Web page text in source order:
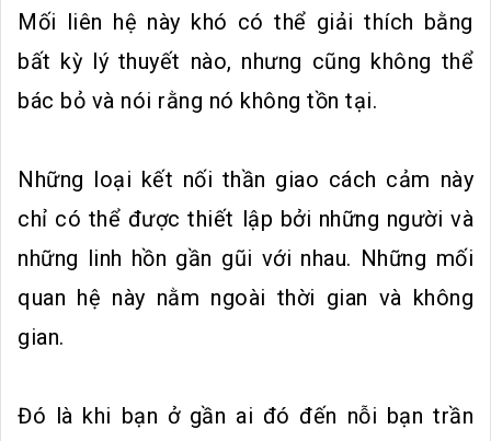
Mối liên hệ này khó có thể giải thích bằng
bất kỳ lý thuyết nào, nhưng cũng không thể
bác bỏ và nói rằng nó không tồn tại.
Những loại kết nối thần giao cách cảm này
chỉ có thể được thiết lập bởi những người và
những linh hồn gần gũi với nhau. Những mối
quan hệ này nằm ngoài thời gian và không
gian.
Đó là khi bạn ở gần ai đó đến nỗi bạn trần